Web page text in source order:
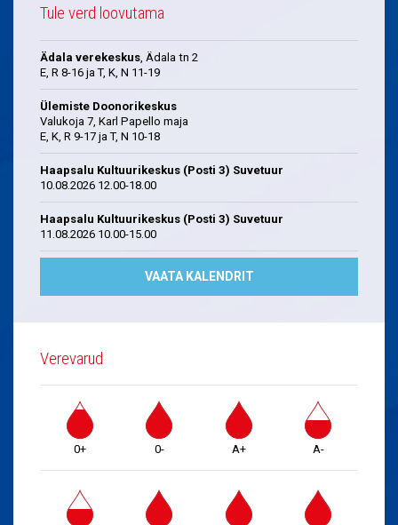
Tule verd loovutama
Ädala verekeskus, Ädala tn 2
E, R 8-16 ja T, K, N 11-19
Ülemiste Doonorikeskus
Valukoja 7, Karl Papello maja
E, K, R 9-17 ja T, N 10-18
Haapsalu Kultuurikeskus (Posti 3) Suvetuur
10.08.2026 12.00-18.00
Haapsalu Kultuurikeskus (Posti 3) Suvetuur
11.08.2026 10.00-15.00
VAATA KALENDRIT
Verevarud
0+ 0- A+ A-